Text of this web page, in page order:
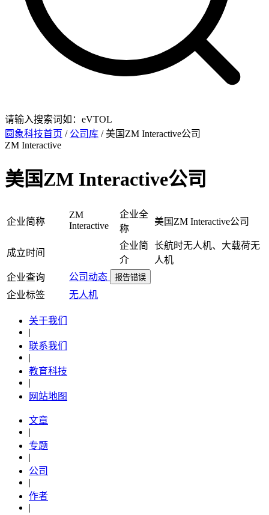
请输入搜索词如：eVTOL
圆象科技首页 / 公司库 / 美国ZM Interactive公司
ZM Interactive
美国ZM Interactive公司
企业简称
ZM
Interactive
企业全
称
美国ZM Interactive公司
成立时间
企业简
介
长航时无人机、大载荷无
人机
企业查询
公司动态 报告错误
企业标签 无人机
关于我们
|
联系我们
|
教育科技
|
网站地图
文章
|
专题
|
公司
|
作者
|